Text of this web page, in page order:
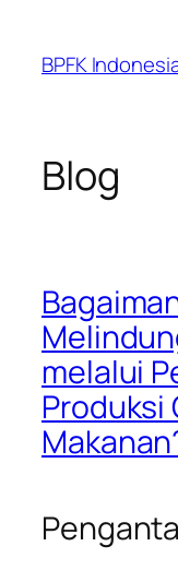
content
BPFK
Blog
melalui
Produksi